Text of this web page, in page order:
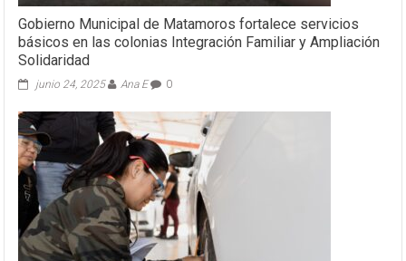
Gobierno Municipal de Matamoros fortalece servicios
básicos en las colonias Integración Familiar y Ampliación
Solidaridad
junio 24, 2025 Ana E 0